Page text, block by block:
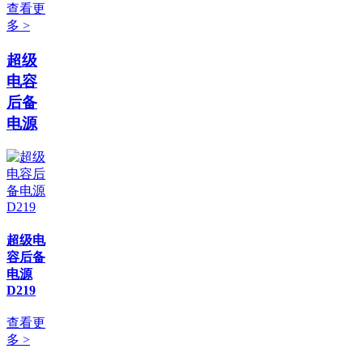
查看更
多 >
超级
电容
后备
电源
超级电
容后备
电源
D219
查看更
多 >